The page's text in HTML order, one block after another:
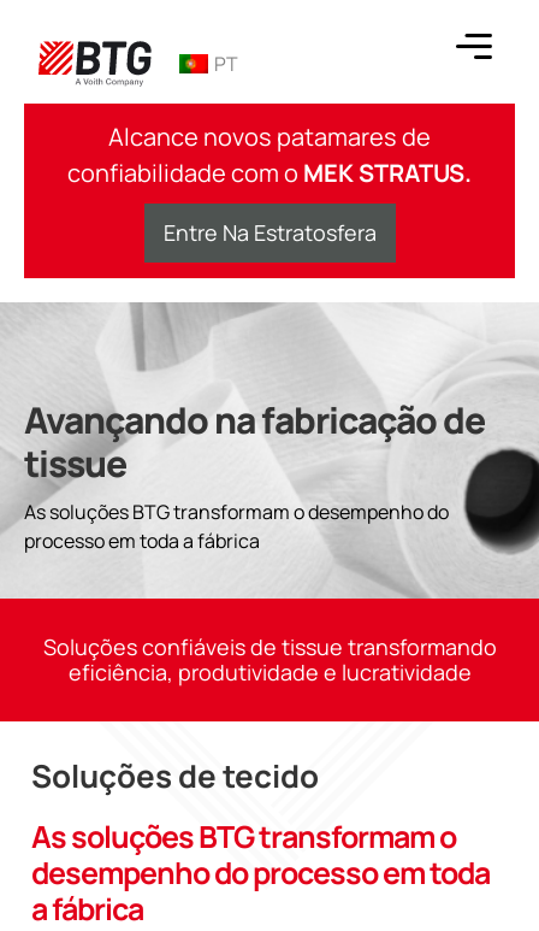
conteúdo
PT
Alcance novos patamares de
confiabilidade com o MEK STRATUS.
Entre Na Estratosfera
Avançando na fabricação de
tissue
As soluções BTG transformam o desempenho do
processo em toda a fábrica
Soluções confiáveis de tissue transformando
eficiência, produtividade e lucratividade
Soluções de tecido
As soluções BTG transformam o
desempenho do processo em toda
a fábrica